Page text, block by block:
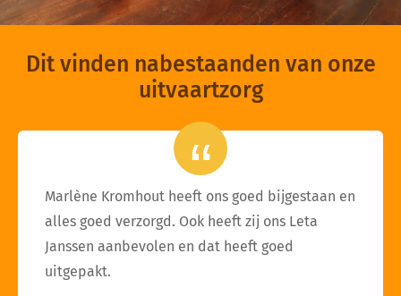
Dit vinden nabestaanden van onze
uitvaartzorg
Marlène Kromhout heeft ons goed bijgestaan en
alles goed verzorgd. Ook heeft zij ons Leta
Janssen aanbevolen en dat heeft goed
uitgepakt.